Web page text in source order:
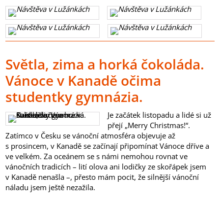
Světla, zima a horká čokoláda.
Vánoce v Kanadě očima
studentky gymnázia.
Je začátek listopadu a lidé si už
přejí „Merry Christmas!“.
Zatímco v Česku se vánoční atmosféra objevuje až
s prosincem, v Kanadě se začínají připomínat Vánoce dříve a
ve velkém. Za oceánem se s námi nemohou rovnat ve
vánočních tradicích – lití olova ani lodičky ze skořápek jsem
v Kanadě nenašla –, přesto mám pocit, že silnější vánoční
náladu jsem ještě nezažila.